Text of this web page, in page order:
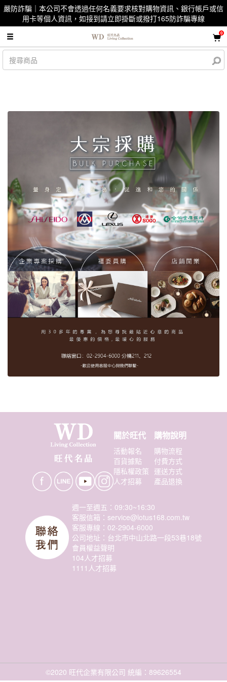
嚴防詐騙｜本公司不會透過任何名義要求核對購物資訊、銀行帳戶或信
用卡等個人資訊，如接到請立即掛斷或撥打165防詐騙專線
0
關於旺代
活動報名
百貨據點
隱私權政策
人才招募
購物說明
購物流程
付費方式
運送方式
產品退換
週一至週五：09:30~16:30
客服信箱：service@lotus168.com.tw
客服專線：02-2904-6000
公司地址：台北市中山北路一段53巷18號
會員權益聲明
104人才招募
1111人才招募
©2020 旺代企業有限公司 統編：89626554